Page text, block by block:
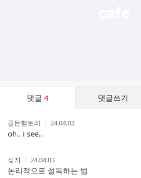
댓글 4 댓글쓰기
스
작
성
자
골든햄토리
작
간
24.04.02
oh.. i see..
작
성
자
삶지
작
성
시
24.04.03
논리적으로 설득하는 법